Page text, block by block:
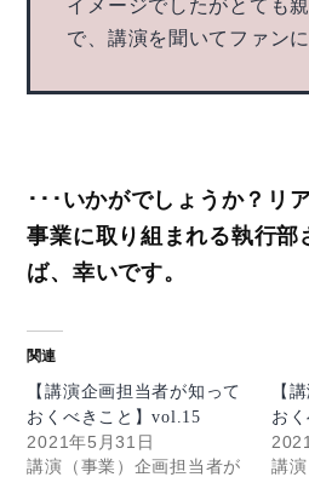
イメージでしたがとても
で、講演を聞いてファン
･･･いかがでしょうか？リ
事業に取り組まれる執行部
ば、幸いです。
関連
【講演企画担当者が知って
おくべきこと】vol.15
2021年5月31日
講演（事業）企画担当者が
【
お
講